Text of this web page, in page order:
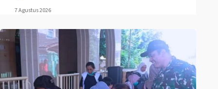
7 Agustus 2026